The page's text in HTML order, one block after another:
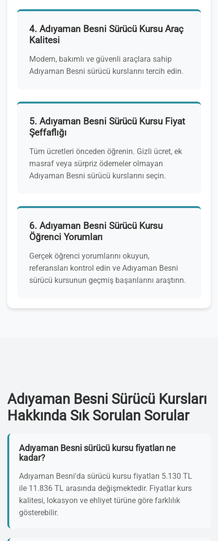
4. Adıyaman Besni Sürücü Kursu Araç
Kalitesi
Modern, bakımlı ve güvenli araçlara sahip
Adıyaman Besni sürücü kurslarını tercih edin.
5. Adıyaman Besni Sürücü Kursu Fiyat
Şeffaflığı
Tüm ücretleri önceden öğrenin. Gizli ücret, ek
masraf veya sürpriz ödemeler olmayan
Adıyaman Besni sürücü kurslarını seçin.
6. Adıyaman Besni Sürücü Kursu
Öğrenci Yorumları
Gerçek öğrenci yorumlarını okuyun,
referansları kontrol edin ve Adıyaman Besni
sürücü kursunun geçmiş başarılarını araştırın.
Adıyaman Besni Sürücü Kursları
Hakkında Sık Sorulan Sorular
Adıyaman Besni sürücü kursu fiyatları ne
kadar?
Adıyaman Besni'da sürücü kursu fiyatları 5.130 TL
ile 11.836 TL arasında değişmektedir. Fiyatlar kurs
kalitesi, lokasyon ve ehliyet türüne göre farklılık
gösterebilir.